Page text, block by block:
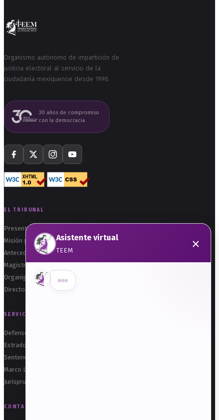
Organismo autónomo de impartición de
justicia electoral al servicio de la
ciudadanía mexiquense desde 1996.
30 años de compromiso
con la democracia
EL TRIBUNAL
Presentación
Misión y Visión
Antecedentes
Magistraturas
Organigrama
Directorio
SERVICIOS
Defensoría Electoral
Estrados
Sentencias
Marco Legal
Jurisprudencia
CONTACTO
Asistente virtual
TEEM ×
Hola, soy el asistente de Transparencia.
¿Qué deseas consultar?